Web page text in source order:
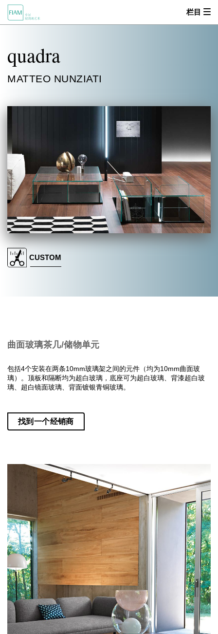
栏目
MOOD
零售商
新闻动态
搜索
quadra
MATTEO NUNZIATI
CUSTOM
曲面玻璃茶几/储物单元
包括4个安装在两条10mm玻璃架之间的元件（均为10mm曲面玻
璃）。 顶板和隔断均为超白玻璃，底座可为超白玻璃、背漆超白玻
璃、 超白镜面玻璃、背面镀银青铜玻璃。
找到一个经销商